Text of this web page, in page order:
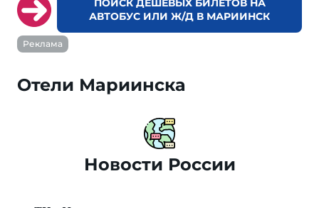
ПОИСК ДЕШЕВЫХ БИЛЕТОВ НА
АВТОБУС ИЛИ Ж/Д В МАРИИНСК
Реклама
Отели Мариинска
Новости России